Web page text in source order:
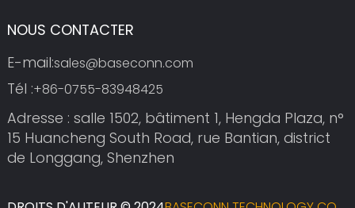
NOUS CONTACTER
E-mail:sales@baseconn.com
Tél :+86-0755-83948425
Adresse : salle 1502, bâtiment 1, Hengda Plaza, n°
15 Huancheng South Road, rue Bantian, district
de Longgang, Shenzhen